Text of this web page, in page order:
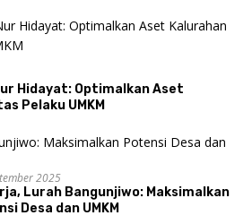
Hidayat: Optimalkan Aset
Pelaku UMKM
2025
Lurah Bangunjiwo: Maksimalkan
Desa dan UMKM